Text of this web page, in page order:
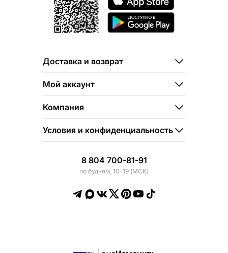
Доставка и возврат
Мой аккаунт
Компания
Условия и конфиденциальность
8 804 700-81-91
по будням, 10-19 (МСК)